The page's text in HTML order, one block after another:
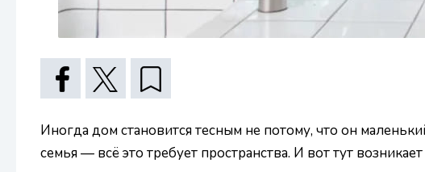
Иногда дом становится тесным не потому, что он
семья — всё это требует пространства. И вот тут